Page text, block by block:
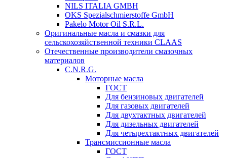
NILS ITALIA GMBH
OKS Spezialschmierstoffe GmbH
Pakelo Motor Oil S.R.L.
Оригинальные масла и смазки для
сельскохозяйственной техники CLAAS
Отечественные производители смазочных
материалов
C.N.R.G.
Моторные масла
ГОСТ
Для бензиновых двигателей
Для газовых двигателей
Для двухтактных двигателей
Для дизельных двигателей
Для четырехтактных двигателей
Трансмиссионные масла
ГОСТ